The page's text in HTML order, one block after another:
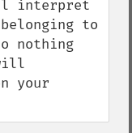
interpret
to
nothing
your